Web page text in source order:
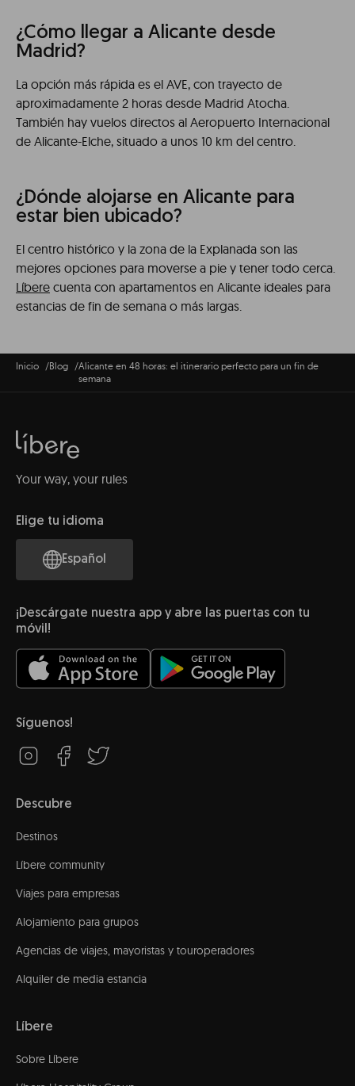
¿Cómo llegar a Alicante desde
Madrid?
La opción más rápida es el AVE, con trayecto de
aproximadamente 2 horas desde Madrid Atocha.
También hay vuelos directos al Aeropuerto Internacional
de Alicante-Elche, situado a unos 10 km del centro.
¿Dónde alojarse en Alicante para
estar bien ubicado?
El centro histórico y la zona de la Explanada son las
mejores opciones para moverse a pie y tener todo cerca.
Líbere cuenta con apartamentos en Alicante ideales para
estancias de fin de semana o más largas.
Inicio Blog
Alicante en 48 horas: el itinerario perfecto para un fin de
semana
Your way, your rules
Elige tu idioma
Español
¡Descárgate nuestra app y abre las puertas con tu
móvil!
Síguenos!
Descubre
Destinos
Líbere community
Viajes para empresas
Alojamiento para grupos
Agencias de viajes, mayoristas y touroperadores
Alquiler de media estancia
Líbere
Sobre Líbere